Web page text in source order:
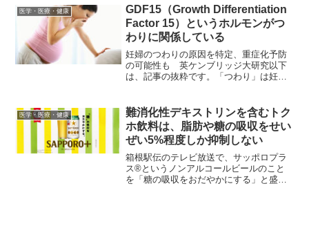
「空飛ぶクルマ」の有人テスト飛行が12
月11日、大阪市内で...
医学・医療・健康
GDF15（Growth Differentiation
Factor 15）というホルモンがつ
わりに関係している
妊婦のつわりの原因を特定、重症化予防
の可能性も 英ケンブリッジ大研究以下
は、記事の抜粋です。「つわり」は妊娠
研究論文が発表された。つわりの原因解
明につながる研究結果であ...
医学・医療・健康
難消化性デキストリンを含むトク
ホ飲料は、脂肪や糖の吸収をせい
ぜい5%程度しか抑制しない
箱根駅伝のテレビ放送で、サッポロプラ
ス®というノンアルコールビールのこと
を「糖の吸収をおだやかにする」と盛ん